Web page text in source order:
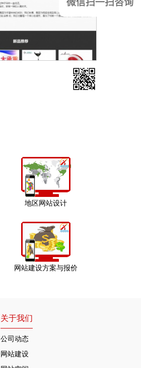
地区网站设计
网站建设方案与报价
关于我们
公司动态
网站建设